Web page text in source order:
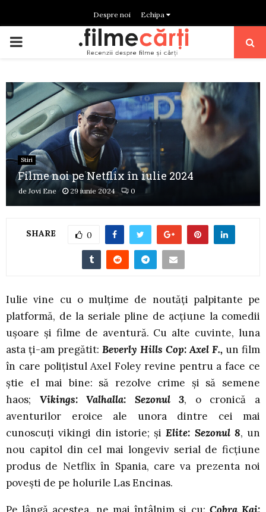
Despre noi Echipa
PRIMARY
Stiri
Filme noi pe Netflix în iulie 2024
de Jovi Ene 29 iunie 2024 0
SHARE 0
Iulie vine cu o mulțime de noutăți palpitante pe
platformă, de la seriale pline de acțiune la comedii
ușoare și filme de aventură. Cu alte cuvinte, luna
asta ți-am pregătit: Beverly Hills Cop: Axel F., un film
în care polițistul Axel Foley revine pentru a face ce
știe el mai bine: să rezolve crime și să semene
haos; Vikings: Valhalla: Sezonul 3, o cronică a
aventurilor eroice ale unora dintre cei mai
cunoscuți vikingi din istorie; șiElite: Sezonul 8, un
nou capitol din cel mai longeviv serial de ficțiune
produs de Netflix în Spania, care va prezenta noi
povești de pe holurile Las Encinas.